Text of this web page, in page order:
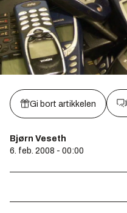
Gi bort artikkelen
Bjørn Veseth
6. feb. 2008 - 00:00